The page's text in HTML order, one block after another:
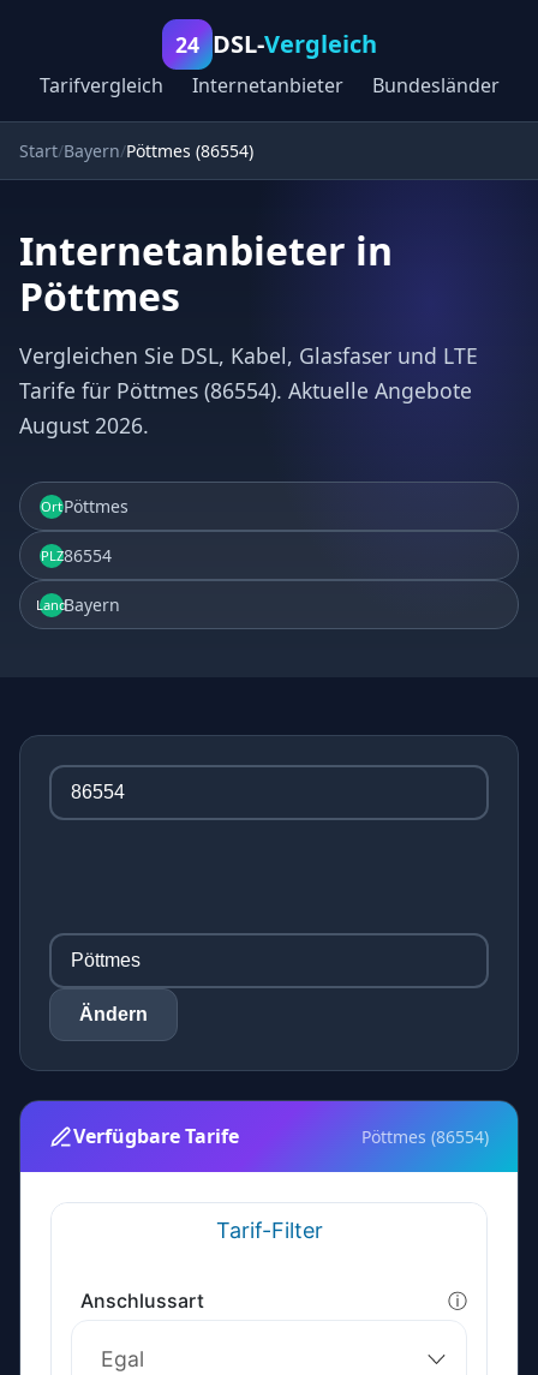
24 DSL-Vergleich
Tarifvergleich Internetanbieter Bundesländer
Start Bayern Pöttmes (86554)
Internetanbieter in
Pöttmes
Vergleichen Sie DSL, Kabel, Glasfaser und LTE
Tarife für Pöttmes (86554). Aktuelle Angebote
August 2026.
OrtPöttmes
PLZ86554
LandBayern
Ändern
Verfügbare Tarife Pöttmes (86554)